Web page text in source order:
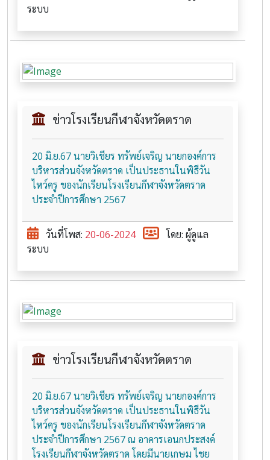
ระบบ
ข่าวโรงเรียนกีฬาจังหวัดตราด
20 มิ.ย.67 นายวิเชียร ทรัพย์เจริญ นายกองค์การ
บริหารส่วนจังหวัดตราด เป็นประธานในพิธีวัน
ไหว์ครู ของนักเรียนโรงเรียนกีฬาจังหวัดตราด
ประจำปีการศึกษา 2567
วันที่โพส: 20-06-2024
โดย: ผู้ดูแล
ระบบ
ข่าวโรงเรียนกีฬาจังหวัดตราด
20 มิ.ย.67 นายวิเชียร ทรัพย์เจริญ นายกองค์การ
บริหารส่วนจังหวัดตราด เป็นประธานในพิธีวัน
ไหว์ครู ของนักเรียนโรงเรียนกีฬาจังหวัดตราด
ประจำปีการศึกษา 2567 ณ อาคารเอนกประสงค์
โรงเรียนกีฬาจังหวัดตราด โดยมีนายเกษม ไชย